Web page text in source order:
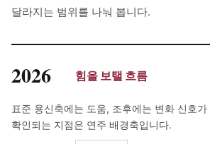
달라지는 범위를 나눠 봅니다.
2026 힘을 보탤 흐름
표준 용신축에는 도움, 조후에는 변화 신호
확인되는 지점은 연주 배경축입니다.